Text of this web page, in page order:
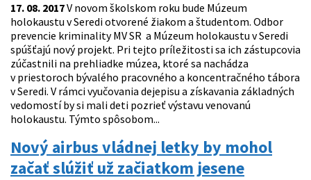
17. 08. 2017V novom školskom roku bude Múzeum
holokaustu v Seredi otvorené žiakom a študentom. Odbor
prevencie kriminality MV SR a Múzeum holokaustu v Seredi
spúšťajú nový projekt. Pri tejto príležitosti sa ich zástupcovia
zúčastnili na prehliadke múzea, ktoré sa nachádza
v priestoroch bývalého pracovného a koncentračného tábora
v Seredi. V rámci vyučovania dejepisu a získavania základných
vedomostí by si mali deti pozrieť výstavu venovanú
holokaustu. Týmto spôsobom...
Nový airbus vládnej letky by mohol
začať slúžiť už začiatkom jesene